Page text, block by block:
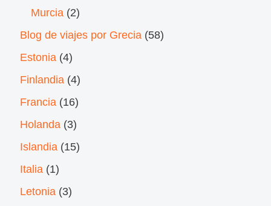
Murcia (2)
Blog de viajes por Grecia (58)
Estonia (4)
Finlandia (4)
Francia (16)
Holanda (3)
Islandia (15)
Italia (1)
Letonia (3)